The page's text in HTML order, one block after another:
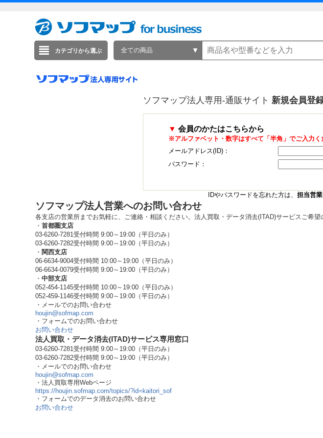
カテゴリから選ぶ 全ての商品
ソフマップ法人専用-通販サイト 新規会員登
▼ 会員のかたはこちらから
※アルファベット・数字はすべて「半角」でご入力く
メールアドレス(ID)：
パスワード：
IDやパスワードを忘れた方は、 担当営業
ソフマップ法人営業へのお問い合わせ
各支店の営業所までお気軽に、ご連絡・相談ください。法人買取・データ消去(ITAD)サービスご希望
・ 首都圏支店
03-6260-7281受付時間 9:00～19:00（平日のみ）
03-6260-7282受付時間 9:00～19:00（平日のみ）
・ 関西支店
06-6634-9004受付時間 10:00～19:00（平日のみ）
06-6634-0079受付時間 9:00～19:00（平日のみ）
・ 中部支店
052-454-1145受付時間 10:00～19:00（平日のみ）
052-459-1146受付時間 9:00～19:00（平日のみ）
・メールでのお問い合わせ
houjin@sofmap.com
・フォームでのお問い合わせ
お問い合わせ
法人買取・データ消去(ITAD)サービス専用窓口
03-6260-7281受付時間 9:00～19:00（平日のみ）
03-6260-7282受付時間 9:00～19:00（平日のみ）
・メールでのお問い合わせ
houjin@sofmap.com
・法人買取専用Webページ
https://houjin.sofmap.com/topics/?id=kaitori_sof
・フォームでのデータ消去のお問い合わせ
お問い合わせ